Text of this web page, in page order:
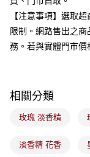
1.分期款項不併入電信
醒簡訊。
2.透過簡訊連結打開帳
帳／街口支付／iPASS
買賣價金債權讓與本公
資料（包含姓名、電
3.完整用戶服務條款，
每筆NT$100，滿
7-11取貨付款
每筆NT$100，滿
每筆NT$100，滿
宅配
付款後門市自取
【注意事項】選取
限制。網路售出之
務。若與實體門市價
相關分類
玫瑰 淡香精
淡香精 花香